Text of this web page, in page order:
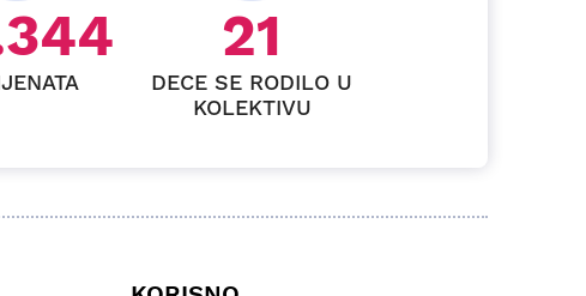
26
DECE SE RODILO U
KOLEKTIVU